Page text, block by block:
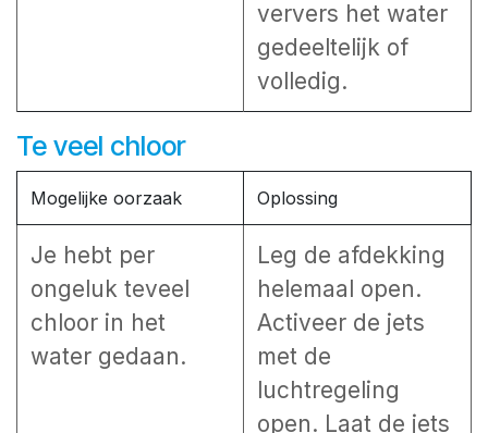
ververs het water
gedeeltelijk of
volledig.
Te veel chloor
Mogelijke oorzaak Oplossing
Je hebt per
ongeluk teveel
chloor in het
water gedaan.
Leg de afdekking
helemaal open.
Activeer de jets
met de
luchtregeling
open. Laat de jets